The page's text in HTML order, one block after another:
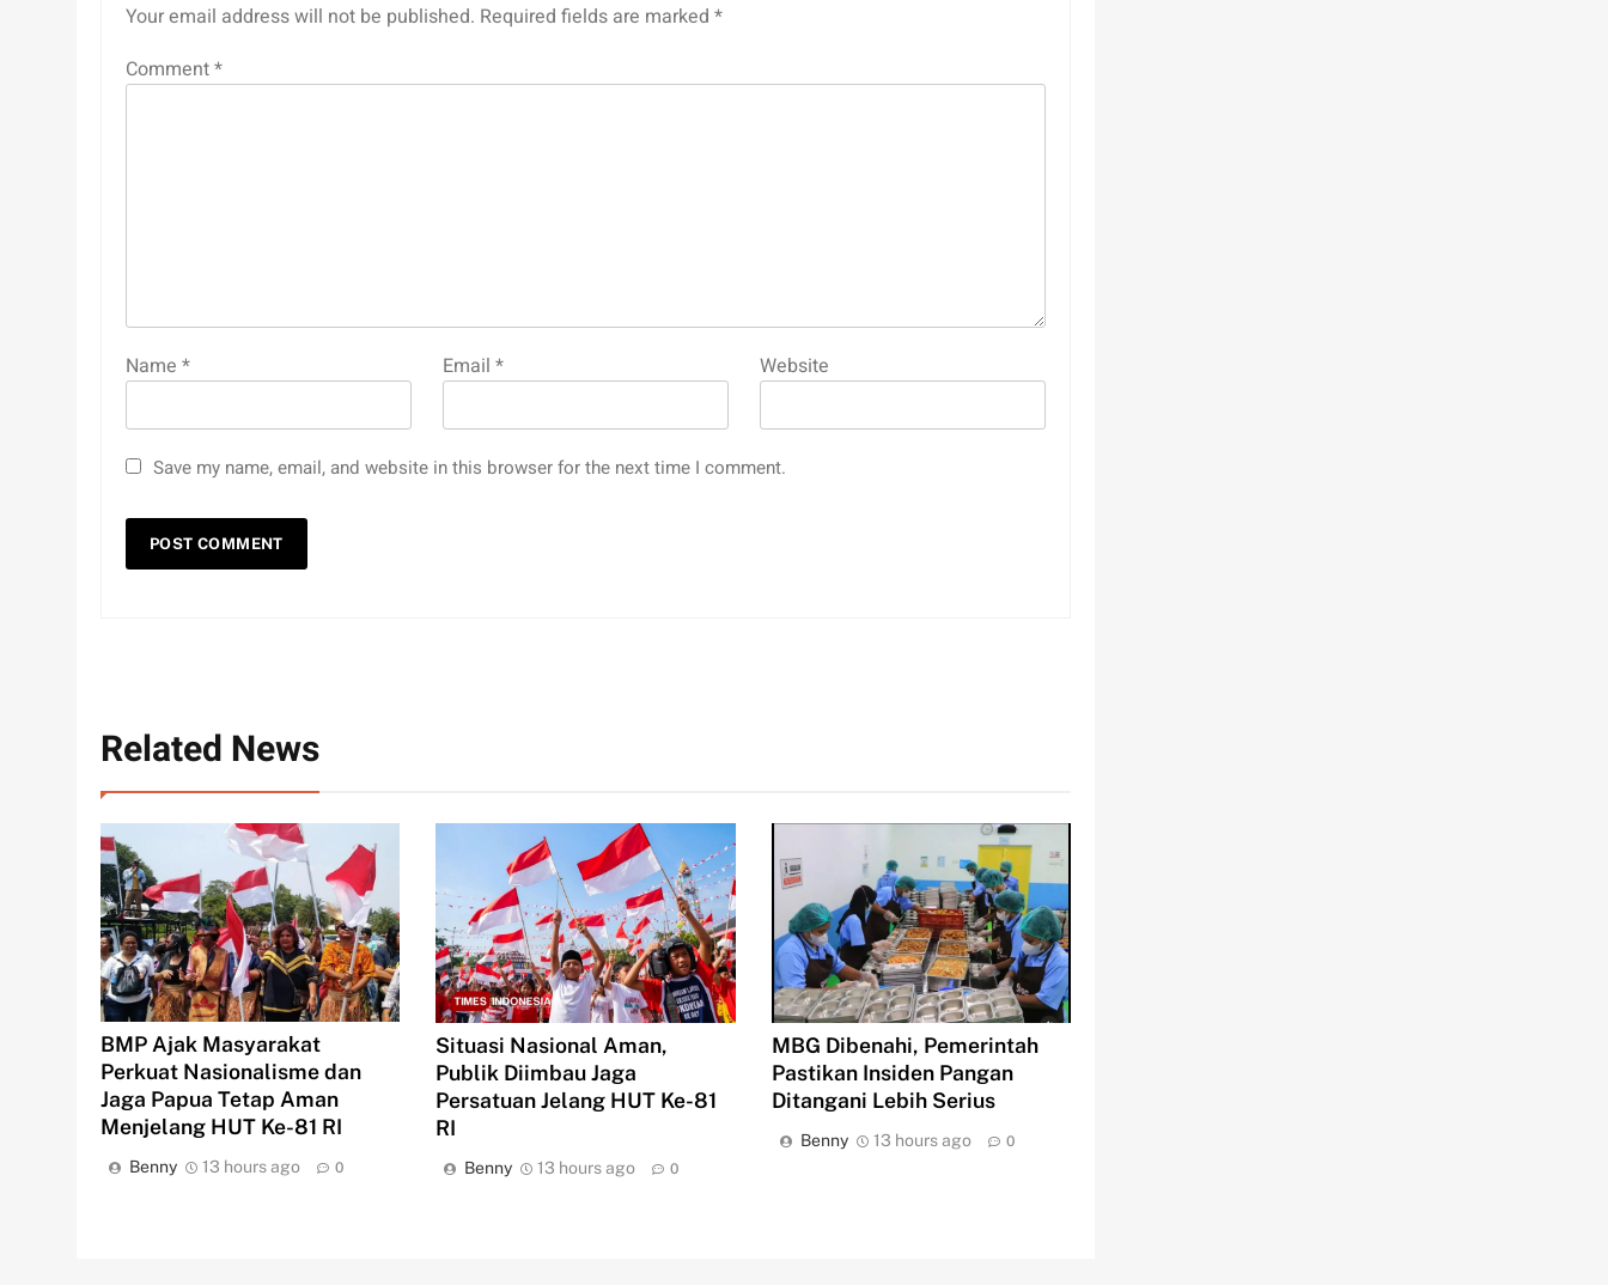
Your email address will not be published. Required fields are marked *
Comment*
Name * Email* Website
Save my name, email, and website in this browser for the next time I comment.
Related News
BMP Ajak Masyarakat
Perkuat Nasionalisme dan
Jaga Papua Tetap Aman
Menjelang HUT Ke-81 RI
Benny 13 hours ago 0
Situasi Nasional Aman,
Publik Diimbau Jaga
Persatuan Jelang HUT Ke-81
RI
Benny 13 hours ago 0
MBG Dibenahi, Pemerintah
Pastikan Insiden Pangan
Ditangani Lebih Serius
Benny 13 hours ago 0